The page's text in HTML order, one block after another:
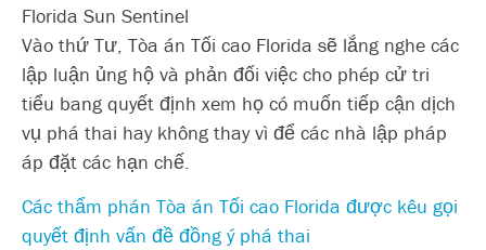
Florida Sun Sentinel
Vào thứ Tư, Tòa án Tối cao Florida sẽ lắng nghe các
lập luận ủng hộ và phản đối việc cho phép cử tri
tiểu bang quyết định xem họ có muốn tiếp cận dịch
vụ phá thai hay không thay vì để các nhà lập pháp
áp đặt các hạn chế.
Các thẩm phán Tòa án Tối cao Florida được kêu gọi
quyết định vấn đề đồng ý phá thai